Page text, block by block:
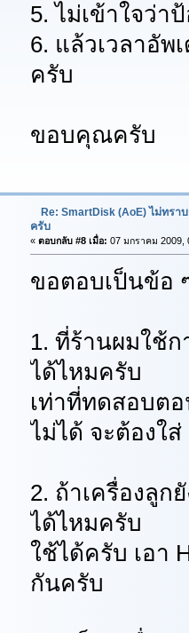
5. ไม่เข้าใจว่า
6. แล้วเวลาอัพ
ครับ
ขอบคุณครับ
Re: SmartDisk (AoE) ไม่ทร
ครับ
« ตอบกลับ #8 เมื่อ: 07 มกราคม 2009,
ขอตอบเป็นข้อ
1. ที่ร้านผมใช้
ได้ไหมครับ
เท่าที่ทดสอบต
ไม่ได้ จะต้องใส่
2. ถ้าเครื่องลูก
ได้ไหมครับ
ใช้ได้ครับ เอา
กันครับ